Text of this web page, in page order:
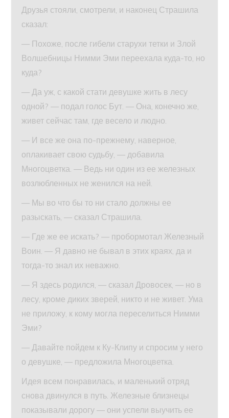
Друзья стояли, смотрели, и наконец Страшила
сказал:
— Похоже, после гибели старухи тетки и Злой
Волшебницы Нимми Эми переехала куда-то, но
куда?
— Да уж, с какой стати девушке жить в лесу
одной? — подал голос Бут. — Она, конечно же,
живет сейчас там, где весело и людно.
— И все же она по-прежнему, наверное,
оплакивает свою судьбу, — добавила
Многоцветка. — Ведь ни один из ее железных
возлюбленных не женился на ней.
— Мы во что бы то ни стало должны ее
разыскать, — сказал Страшила.
— Где же ее искать? — пробормотал Железный
Воин. — Я давно не бывал в этих краях, да и
тогда-то знал их неважно.
— Я здесь родился, — сказал Дровосек, — но в
лесу, кроме диких зверей, никто и не живет. Ума
не приложу, к кому могла переселиться Нимми
Эми?
— Давайте пойдем к Ку-Клипу и спросим у него
о девушке, — предложила Многоцветка.
Идея всем понравилась, и маленький отряд
снова двинулся в путь. Железные близнецы
показывали дорогу — они успели выучить ее